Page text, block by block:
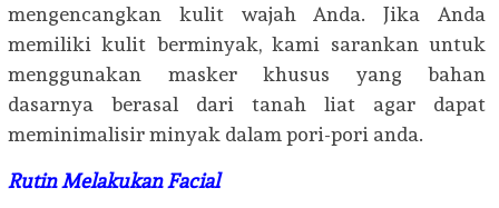
mengencangkan kulit wajah Anda. Jika Anda
memiliki kulit berminyak, kami sarankan untuk
menggunakan masker khusus yang bahan
dasarnya berasal dari tanah liat agar dapat
meminimalisir minyak dalam pori-pori anda.
Rutin Melakukan Facial